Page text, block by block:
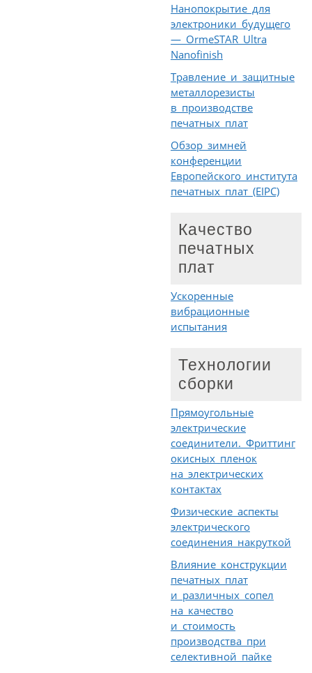
Нанопокрытие для
электроники будущего
— OrmeSTAR Ultra
Nanofinish
Травление и защитные
металлорезисты
в производстве
печатных плат
Обзор зимней
конференции
Европейского института
печатных плат (EIPC)
Качество
печатных
плат
Ускоренные
вибрационные
испытания
Технологии
сборки
Прямоугольные
электрические
соединители. Фриттинг
окисных пленок
на электрических
контактах
Физические аспекты
электрического
соединения накруткой
Влияние конструкции
печатных плат
и различных сопел
на качество
и стоимость
производства при
селективной пайке